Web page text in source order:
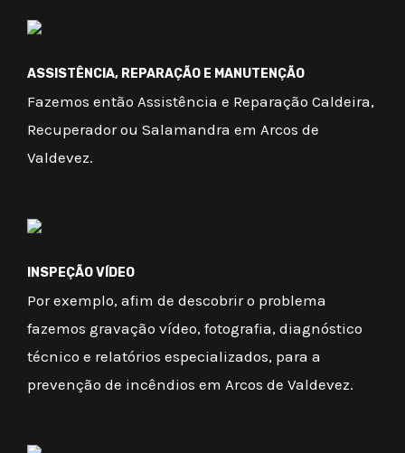
ASSISTÊNCIA, REPARAÇÃO E MANUTENÇÃO
Fazemos então Assistência e Reparação Caldeira,
Recuperador ou Salamandra em Arcos de
Valdevez.
INSPEÇÃO VÍDEO
Por exemplo, afim de descobrir o problema
fazemos gravação vídeo, fotografia, diagnóstico
técnico e relatórios especializados, para a
prevenção de incêndios em Arcos de Valdevez.